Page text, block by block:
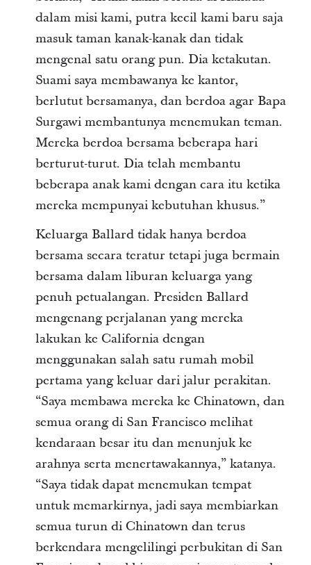
dalam misi kami, putra kecil kami baru saja
masuk taman kanak-kanak dan tidak
mengenal satu orang pun. Dia ketakutan.
Suami saya membawanya ke kantor,
berlutut bersamanya, dan berdoa agar Bapa
Surgawi membantunya menemukan teman.
Mereka berdoa bersama beberapa hari
berturut-turut. Dia telah membantu
beberapa anak kami dengan cara itu ketika
mereka mempunyai kebutuhan khusus.”
Keluarga Ballard tidak hanya berdoa
bersama secara teratur tetapi juga bermain
bersama dalam liburan keluarga yang
penuh petualangan. Presiden Ballard
mengenang perjalanan yang mereka
lakukan ke California dengan
menggunakan salah satu rumah mobil
pertama yang keluar dari jalur perakitan.
“Saya membawa mereka ke Chinatown, dan
semua orang di San Francisco melihat
kendaraan besar itu dan menunjuk ke
arahnya serta menertawakannya,” katanya.
“Saya tidak dapat menemukan tempat
untuk memarkirnya, jadi saya membiarkan
semua turun di Chinatown dan terus
berkendara mengelilingi perbukitan di San